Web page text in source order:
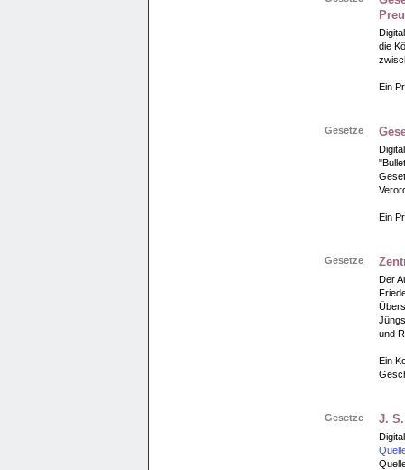
die
Ein
Gesetze
Ein
Gesetze
Der
und
Ein
Gesetze J.